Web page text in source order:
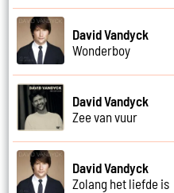
David Vandyck
Wonderboy
David Vandyck
Zee van vuur
David Vandyck
Zolang het liefde is